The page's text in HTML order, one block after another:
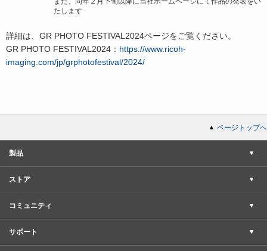
たします
詳細は、GR PHOTO FESTIVAL2024ページをご覧ください。
GR PHOTO FESTIVAL2024： https://www.ricoh-
imaging.com/jp/grphotofestival/2024/
ページトップへ
製品
ストア
コミュニティ
サポート